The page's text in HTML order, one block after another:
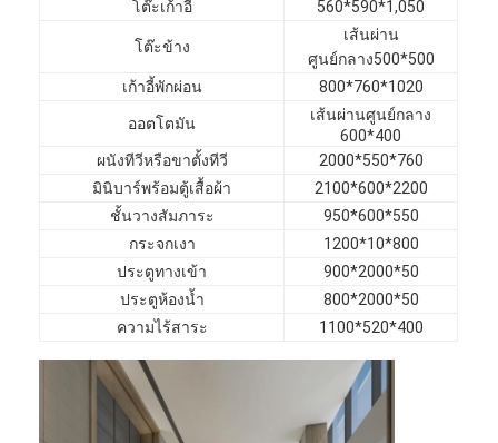
เฟอร์นิเจอร์โรงแรม
เฟอร์นิเจอร์อพาร์ทเมนท์
เฟอร์นิเจอร์คลับพาณิชย์
เฟอร์นิเจอร์ห้องอาหาร
อุปกรณ์ติดตั้งเฟอร์นิเจอร์
เฟอร์นิเจอร์หุ้มเบาะ
โต๊ะเก้าอี้ 560*590*1,050
โต๊ะข้าง
เส้นผ่าน
ศูนย์กลาง500*500
เก้าอี้พักผ่อน
800*760*1020
ออตโตมัน
เส้นผ่านศูนย์กลาง
600*400
ผนังทีวีหรือขาตั้งทีวี
2000*550*760
มินิบาร์พร้อมตู้เสื้อผ้า
2100*600*2200
ชั้นวางสัมภาระ
950*600*550
กระจกเงา
1200*10*800
ประตูทางเข้า
900*2000*50
ประตูห้องน้ำ
800*2000*50
ความไร้สาระ
1100*520*400